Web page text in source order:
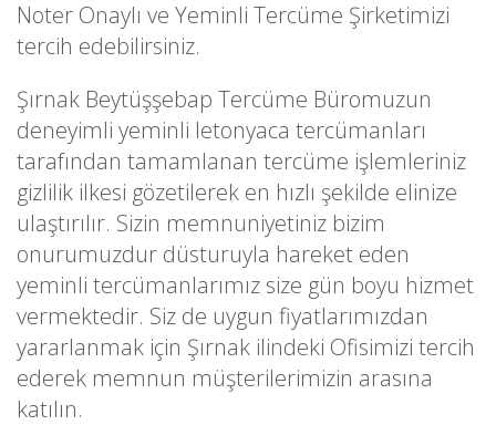
Noter Onaylı ve Yeminli Tercüme Şirketimizi
tercih edebilirsiniz.
Şırnak Beytüşşebap Tercüme Büromuzun
deneyimli yeminli letonyaca tercümanları
tarafından tamamlanan tercüme işlemleriniz
gizlilik ilkesi gözetilerek en hızlı şekilde elinize
ulaştırılır. Sizin memnuniyetiniz bizim
onurumuzdur düsturuyla hareket eden
yeminli tercümanlarımız size gün boyu hizmet
vermektedir. Siz de uygun fiyatlarımızdan
yararlanmak için Şırnak ilindeki Ofisimizi tercih
ederek memnun müşterilerimizin arasına
katılın.